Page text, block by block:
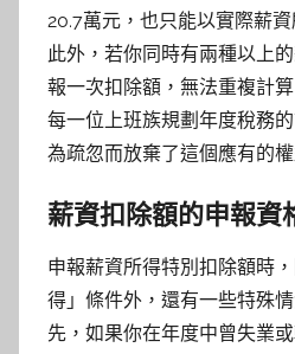
20.7萬元，也只能以實際薪
此外，若你同時有兩種以上
報一次扣除額，無法重複計
每一位上班族規劃年度稅務
為疏忽而放棄了這個應有的權
薪資扣除額的申報資
申報薪資所得特別扣除額時
得」條件外，還有一些特殊
先，如果你在年度中曾失業